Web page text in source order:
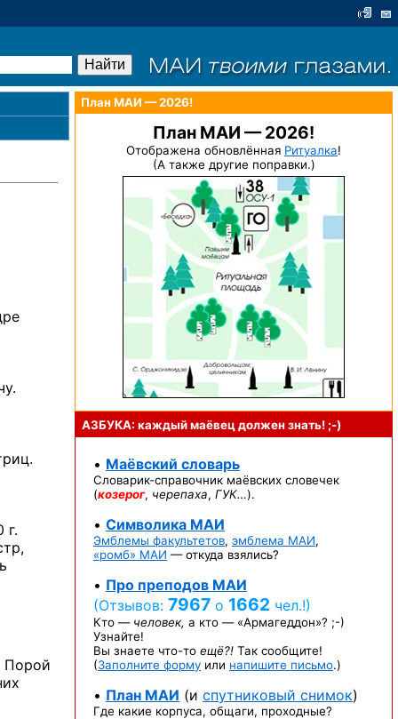
г.
Порой
План МАИ — 2026!
План МАИ — 2026!
Отображена обновлённая Ритуалка!
(А также другие поправки.)
АЗБУКА: каждый маёвец должензнать! ;-)
• Маёвский словарь
Словарик-справочник маёвских словечек
(козерог, черепаха, ГУК…).
• Символика МАИ
Эмблемы факультетов, эмблема МАИ,
«ромб» МАИ — откуда взялись?
• Про преподов МАИ
(Отзывов: 7967 о 1662 чел.!)
Кто — человек, а кто — «Армагеддон»? ;-)
Узнайте!
Вы знаете что-то ещё?! Так сообщите!
(Заполните форму или напишите письмо.)
• План МАИ (и спутниковый снимок)
Где какие корпуса, общаги, проходные?